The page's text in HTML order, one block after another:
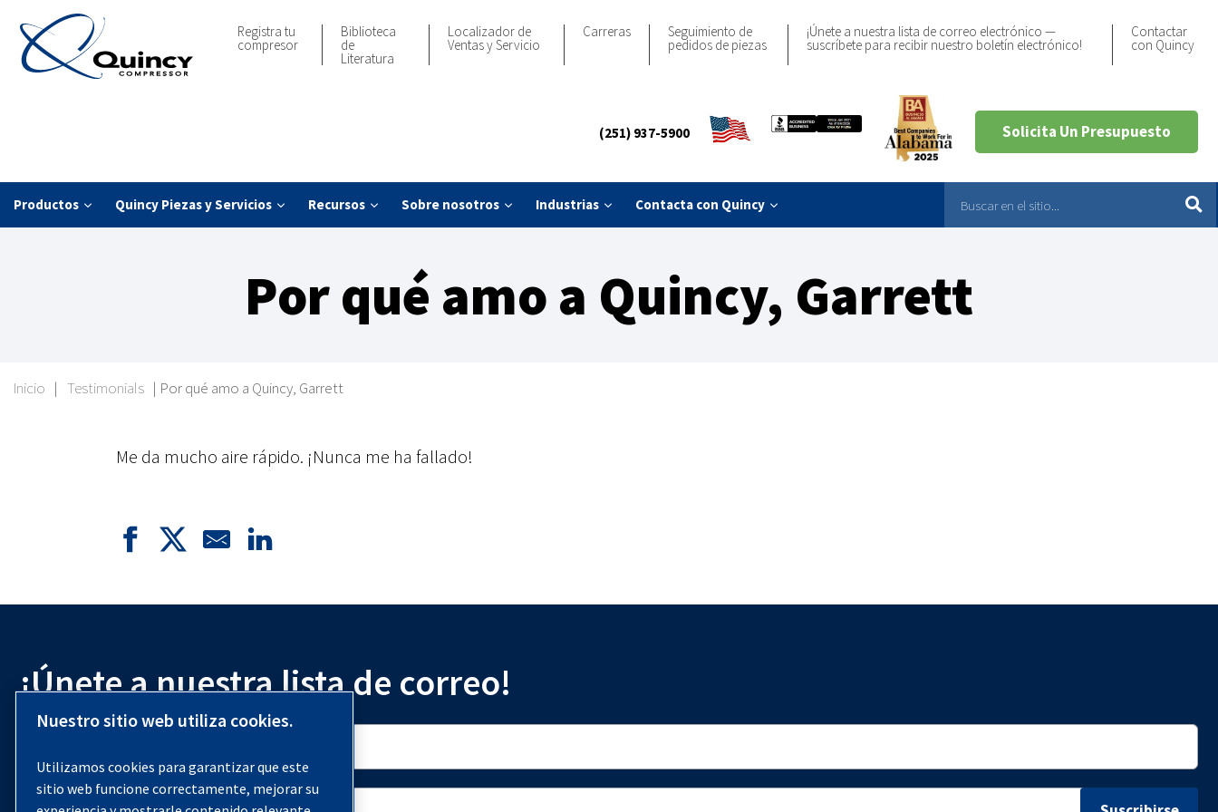
Registra tu
compresor
Biblioteca
de
Literatura
Localizador de
Ventas y Servicio
Carreras Seguimiento de
pedidos de piezas
¡Únete a nuestra lista de correo electrónico —
suscríbete para recibir nuestro boletín electrónico!
Contactar
con Quincy
(251) 937-5900 Solicita Un Presupuesto
Productos Quincy Piezas y Servicios Recursos Sobre nosotros Industrias Contacta con Quincy
Por qué amo a Quincy, Garrett
Inicio | Testimonials | Por qué amo a Quincy, Garrett
Me da mucho aire rápido. ¡Nunca me ha fallado!
¡Únete a nuestra lista de correo!
Nuestro sitio web utiliza cookies.
Utilizamos cookies para garantizar que este
sitio web funcione correctamente, mejorar su